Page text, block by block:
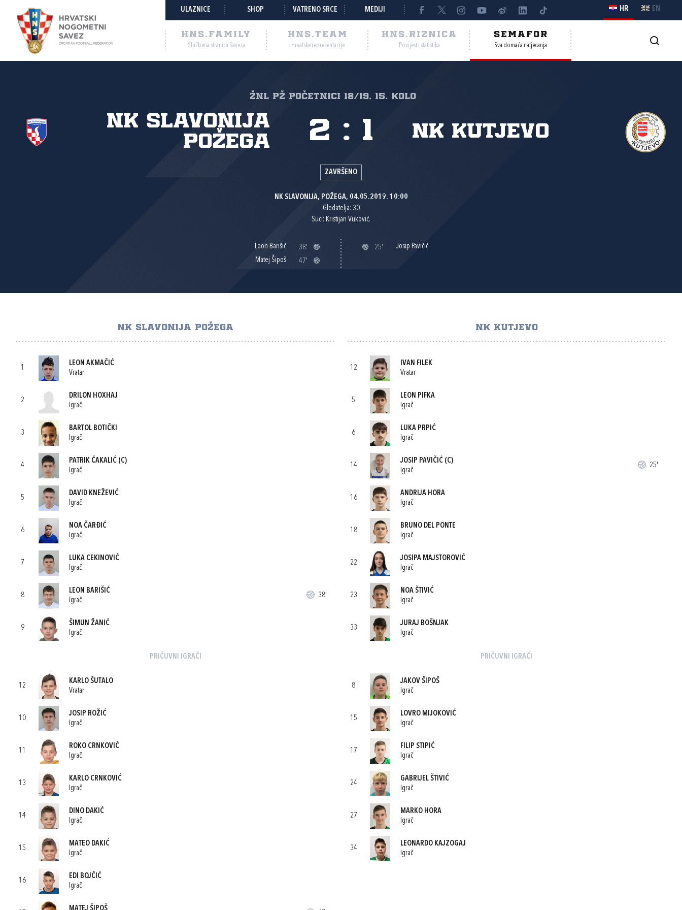
ULAZNICE SHOP VATRENO SRCE MEDIJI HR EN
HNS.FAMILY
Službena stranica Saveza
HNS.TEAM
Hrvatske reprezentacije
HNS.RIZNICA
Povijest i statistika
SEMAFOR
Sva domaća natjecanja
ŽNL PŽ početnici 18/19, 15. kolo
NK Slavonija
Požega
NK Kutjevo
2 : 1
ZAVRŠENO
NK SLAVONIJA, POŽEGA, 04.05.2019. 10:00
Gledatelja: 30
Suci: Kristijan Vuković.
Leon Barišić
38'
Matej Šipoš
47'
25' Josip Pavičić
NK SLAVONIJA POŽEGA
1
LEON AKMAČIĆ
Vratar
2
DRILON HOXHAJ
Igrač
3
BARTOL BOTIČKI
Igrač
4
PATRIK ČAKALIĆ (C)
Igrač
5
DAVID KNEŽEVIĆ
Igrač
6
NOA ČARĐIĆ
Igrač
7
LUKA CEKINOVIĆ
Igrač
8
LEON BARIŠIĆ
Igrač
38'
9
ŠIMUN ŽANIĆ
Igrač
PRIČUVNI IGRAČI
12
KARLO ŠUTALO
Vratar
10
JOSIP ROŽIĆ
Igrač
11
ROKO CRNKOVIĆ
Igrač
13
KARLO CRNKOVIĆ
Igrač
14
DINO DAKIĆ
Igrač
15
MATEO DAKIĆ
Igrač
16
EDI BOJČIĆ
Igrač
MATEJ ŠIPOŠ
NK KUTJEVO
12
IVAN FILEK
Vratar
5
LEON PIFKA
Igrač
6
LUKA PRPIĆ
Igrač
14
JOSIP PAVIČIĆ(C)
Igrač
25'
16
ANDRIJA HORA
Igrač
18
BRUNO DEL PONTE
Igrač
22
JOSIPA MAJSTOROVIĆ
Igrač
23
NOA ŠTIVIĆ
Igrač
33
JURAJ BOŠNJAK
Igrač
PRIČUVNI IGRAČI
8
JAKOV ŠIPOŠ
Igrač
15
LOVRO MIJOKOVIĆ
Igrač
17
FILIP STIPIĆ
Igrač
24
GABRIJEL ŠTIVIĆ
Igrač
27
MARKO HORA
Igrač
34
LEONARDO KAJZOGAJ
Igrač